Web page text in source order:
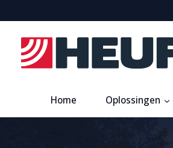
Home Oplossingen